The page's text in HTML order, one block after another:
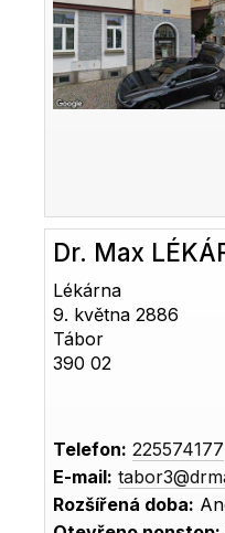
Dr. Max
Lékárna
9. května 2886
Tábor
390 02
Telefon: 225574177
E-mail:
Rozšířená doba: